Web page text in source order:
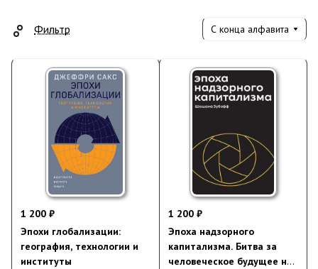
Фильтр С конца алфавита
1 200 ₽
Эпохи глобализации:
география, технологии и
институты
1 200 ₽
Эпоха надзорного
капитализма. Битва за
человеческое будущее на